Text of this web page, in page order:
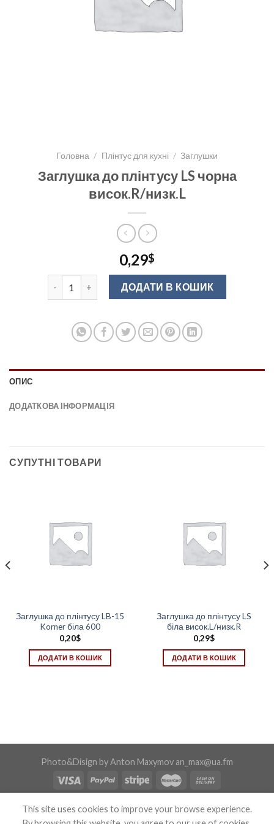
Головна / Плінтус для кухні / Заглушки
Заглушка до плінтусу LS чорна
висок.R/низк.L
0,29$
Заглушка до плінтусу LS чорна висок.R/низк.L
ДОДАТИ В КОШИК
ОПИС
ДОДАТКОВА ІНФОРМАЦІЯ
СУПУТНІ ТОВАРИ
Заглушка до плінтусу LB-15
Korner біла 600
0,20$
ДОДАТИ В КОШИК
Заглушка до плінтусу LS
біла висок.L/низк.R
0,29$
ДОДАТИ В КОШИК
Photo&Disign by Anton Maxymov an_max@ua.fm
This site uses cookies to improve your browse experience.